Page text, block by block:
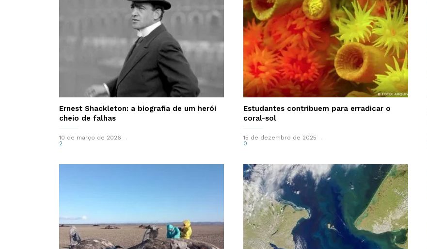
Ernest Shackleton: a biografia de um herói
cheio de falhas
10 de março de 2026
2
Estudantes contribuem para erradicar o
coral-sol
15 de dezembro de 2025
0